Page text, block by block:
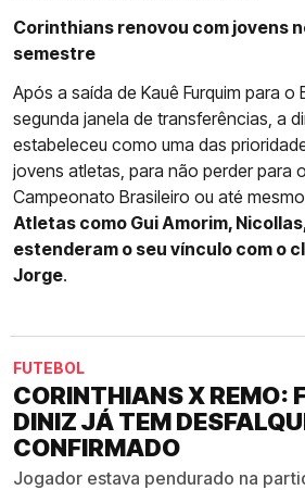
Corinthians renovou com jovens
semestre
Após a saída de Kauê Furquim para o
segunda janela de transferências, a
estabeleceu como uma das
jovens atletas, para não perder para
Campeonato Brasileiro ou até
Atletas como Gui Amorim,
estenderam o seu vínculo com o
Jorge.
FUTEBOL
CORINTHIANS X REMO:
DINIZ JÁ TEM
CONFIRMADO
Jogador estava pendurado na